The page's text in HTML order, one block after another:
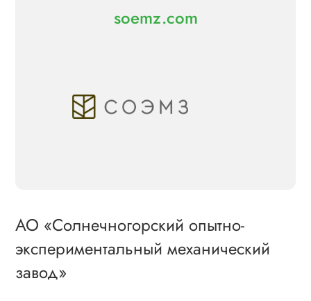
soemz.com
АО «Солнечногорский опытно-
экспериментальный механический
завод»